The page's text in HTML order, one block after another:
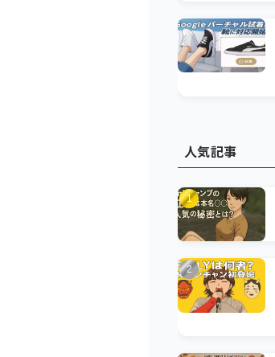
人気記事